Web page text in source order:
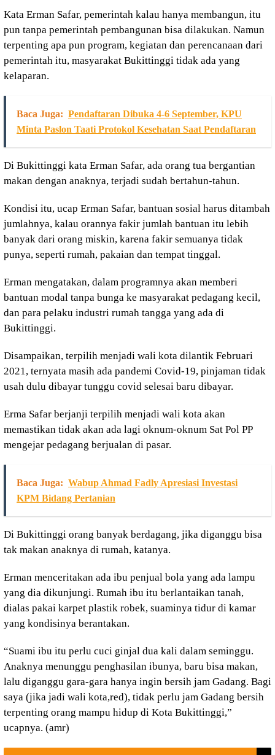
Kata Erman Safar, pemerintah kalau hanya membangun, itu
pun tanpa pemerintah pembangunan bisa dilakukan. Namun
terpenting apa pun program, kegiatan dan perencanaan dari
pemerintah itu, masyarakat Bukittinggi tidak ada yang
kelaparan.
Baca Juga: Pendaftaran Dibuka 4-6 September, KPU
Minta Paslon Taati Protokol Kesehatan Saat Pendaftaran
Di Bukittinggi kata Erman Safar, ada orang tua bergantian
makan dengan anaknya, terjadi sudah bertahun-tahun.
Kondisi itu, ucap Erman Safar, bantuan sosial harus ditambah
jumlahnya, kalau orannya fakir jumlah bantuan itu lebih
banyak dari orang miskin, karena fakir semuanya tidak
punya, seperti rumah, pakaian dan tempat tinggal.
Erman mengatakan, dalam programnya akan memberi
bantuan modal tanpa bunga ke masyarakat pedagang kecil,
dan para pelaku industri rumah tangga yang ada di
Bukittinggi.
Disampaikan, terpilih menjadi wali kota dilantik Februari
2021, ternyata masih ada pandemi Covid-19, pinjaman tidak
usah dulu dibayar tunggu covid selesai baru dibayar.
Erma Safar berjanji terpilih menjadi wali kota akan
memastikan tidak akan ada lagi oknum-oknum Sat Pol PP
mengejar pedagang berjualan di pasar.
Baca Juga: Wabup Ahmad Fadly Apresiasi Investasi
KPM Bidang Pertanian
Di Bukittinggi orang banyak berdagang, jika diganggu bisa
tak makan anaknya di rumah, katanya.
Erman menceritakan ada ibu penjual bola yang ada lampu
yang dia dikunjungi. Rumah ibu itu berlantaikan tanah,
dialas pakai karpet plastik robek, suaminya tidur di kamar
yang kondisinya berantakan.
“Suami ibu itu perlu cuci ginjal dua kali dalam seminggu.
Anaknya menunggu penghasilan ibunya, baru bisa makan,
lalu diganggu gara-gara hanya ingin bersih jam Gadang. Bagi
saya (jika jadi wali kota,red), tidak perlu jam Gadang bersih
terpenting orang mampu hidup di Kota Bukittinggi,”
ucapnya. (amr)